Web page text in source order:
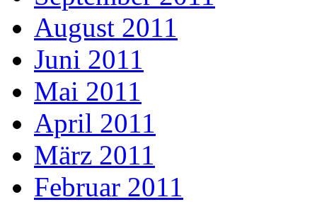
August 2011
Juni 2011
Mai 2011
April 2011
März 2011
Februar 2011